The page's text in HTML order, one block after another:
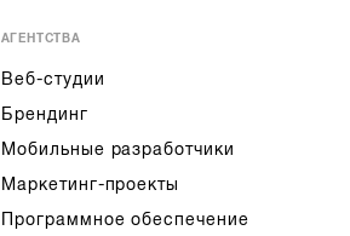
АГЕНТСТВА
Веб-студии
Брендинг
Мобильные разработчики
Маркетинг-проекты
Программное обеспечение